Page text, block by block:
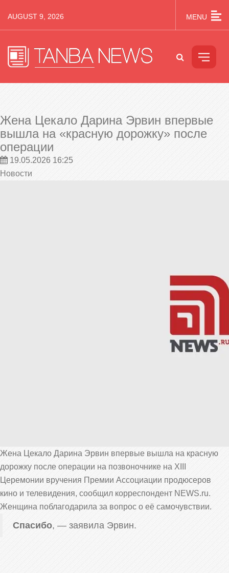
AUGUST 9, 2026 MENU
Жена Цекало Дарина Эрвин впервые
вышла на «красную дорожку» после
операции
19.05.2026 16:25
Новости
Жена Цекало Дарина Эрвин впервые вышла на красную
дорожку после операции на позвоночнике на XIII
Церемонии вручения Премии Ассоциации продюсеров
кино и телевидения, сообщил корреспондент NEWS.ru.
Женщина поблагодарила за вопрос о её самочувствии.
Спасибо, — заявила Эрвин.